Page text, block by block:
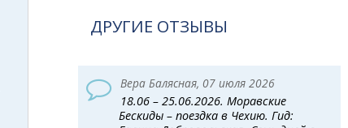
ДРУГИЕ ОТЗЫВЫ
Вера Балясная, 07 июля 2026
18.06 – 25.06.2026. Моравские
Бескиды – поездка в Чехию. Гид: